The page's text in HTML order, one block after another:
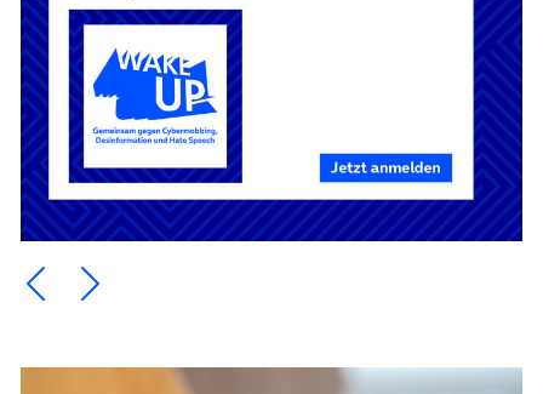
Ein Element zurück blättern
Ein Element weiter blättern